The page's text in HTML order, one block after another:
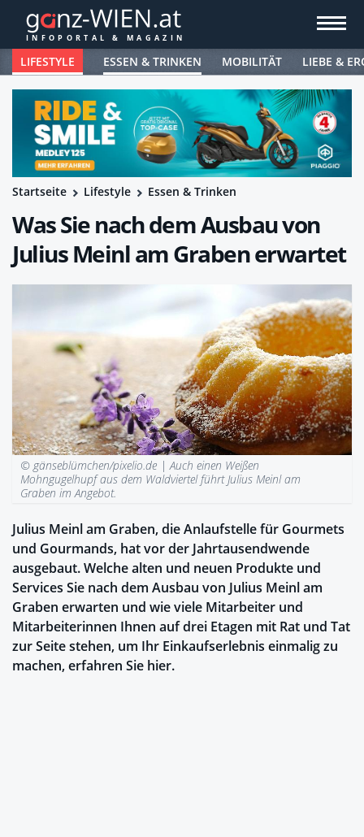
LIFESTYLE ESSEN & TRINKEN MOBILITÄT LIEBE &
Startseite Lifestyle Essen & Trinken
Was Sie nach dem Ausbau von
Julius Meinl am Graben erwartet
© gänseblümchen/pixelio.de |Auch einen Weißen
Mohngugelhupf aus dem Waldviertel führt Julius Meinl am
Graben im Angebot.
Julius Meinl am Graben, die Anlaufstelle für Gourmets
und Gourmands, hat vor der Jahrtausendwende
ausgebaut. Welche alten und neuen Produkte und
Services Sie nach dem Ausbau von Julius Meinl am
Graben erwarten und wie viele Mitarbeiter und
Mitarbeiterinnen Ihnen auf drei Etagen mit Rat und Tat
zur Seite stehen, um Ihr Einkaufserlebnis einmalig zu
machen, erfahren Sie hier.